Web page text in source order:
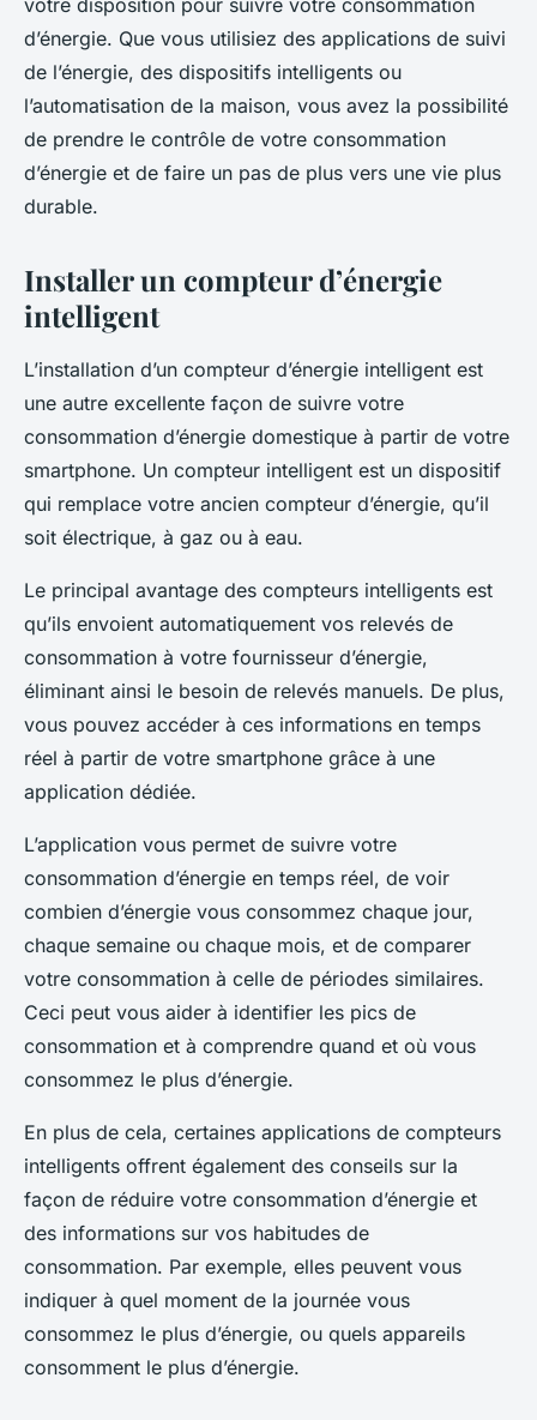
votre disposition pour suivre votre consommation
d’énergie. Que vous utilisiez des applications de suivi
de l’énergie, des dispositifs intelligents ou
l’automatisation de la maison, vous avez la possibilité
de prendre le contrôle de votre consommation
d’énergie et de faire un pas de plus vers une vie plus
durable.
Installer un compteur d’énergie
intelligent
L’installation d’un compteur d’énergie intelligent est
une autre excellente façon de suivre votre
consommation d’énergie domestique à partir de votre
smartphone. Un compteur intelligent est un dispositif
qui remplace votre ancien compteur d’énergie, qu’il
soit électrique, à gaz ou à eau.
Le principal avantage des compteurs intelligents est
qu’ils envoient automatiquement vos relevés de
consommation à votre fournisseur d’énergie,
éliminant ainsi le besoin de relevés manuels. De plus,
vous pouvez accéder à ces informations en temps
réel à partir de votre smartphone grâce à une
application dédiée.
L’application vous permet de suivre votre
consommation d’énergie en temps réel, de voir
combien d’énergie vous consommez chaque jour,
chaque semaine ou chaque mois, et de comparer
votre consommation à celle de périodes similaires.
Ceci peut vous aider à identifier les pics de
consommation et à comprendre quand et où vous
consommez le plus d’énergie.
En plus de cela, certaines applications de compteurs
intelligents offrent également des conseils sur la
façon de réduire votre consommation d’énergie et
des informations sur vos habitudes de
consommation. Par exemple, elles peuvent vous
indiquer à quel moment de la journée vous
consommez le plus d’énergie, ou quels appareils
consomment le plus d’énergie.